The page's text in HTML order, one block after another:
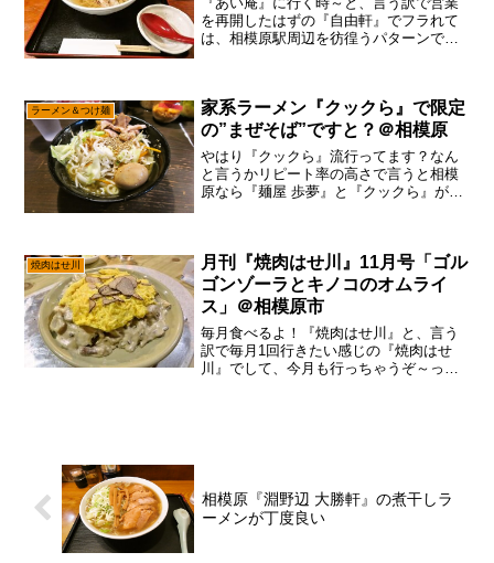
を再開したはずの『自由軒』でフラれて
は、相模原駅周辺を彷徨うパターンで御
ら、ナンボでもフォローは出...
ラーメン＆つけ麺
家系ラーメン『クックら』で限定
の”まぜそば”ですと？＠相模原
やはり『クックら』流行ってます？なん
と言うかリピート率の高さで言うと相模
原なら『麺屋 歩夢』と『クックら』が2
う。通常の『クックら』の...
焼肉はせ川
月刊『焼肉はせ川』11月号「ゴル
ゴンゾーラとキノコのオムライ
ス」＠相模原市
毎月食べるよ！『焼肉はせ川』と、言う
訳で毎月1回行きたい感じの『焼肉はせ
川』でして、今月も行っちゃうぞ～っ
相模原『淵野辺 大勝軒』の煮干しラ
ーメンが丁度良い